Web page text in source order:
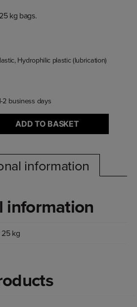
kg bags.
,Hydrophilic plastic (lubrication)
2 business days
ADD TO BASKET
information
information
25 kg